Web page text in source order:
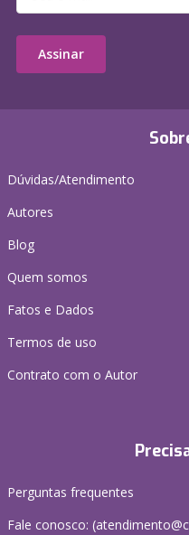
Dúvidas/Atendimento
Autores
Blog
Quem somos
Fatos e Dados
Termos de uso
Contrato com o Autor
Perguntas frequentes
Fale conosco:
Assinar